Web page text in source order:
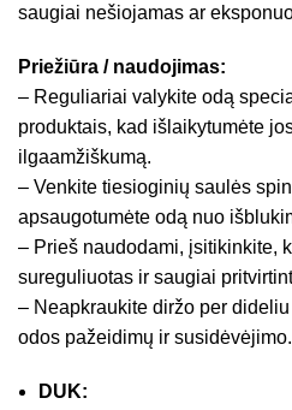
saugiai nešiojamas ar
Priežiūra / naudojimas:
– Reguliariai valykite odą
produktais, kad išlaikytumėte
ilgaamžiškumą.
– Venkite tiesioginių saulės
apsaugotumėte odą nuo
– Prieš naudodami, įsitikinkite,
sureguliuotas ir saugiai
– Neapkraukite diržo per
odos pažeidimų ir susidėvėjimo.
DUK: